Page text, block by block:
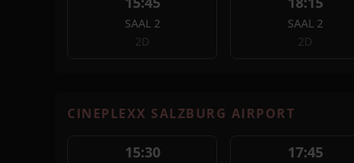
SAAL 2
2D
SAAL 2
2D
CINEPLEXX SALZBURG AIRPORT
15:30 17:45